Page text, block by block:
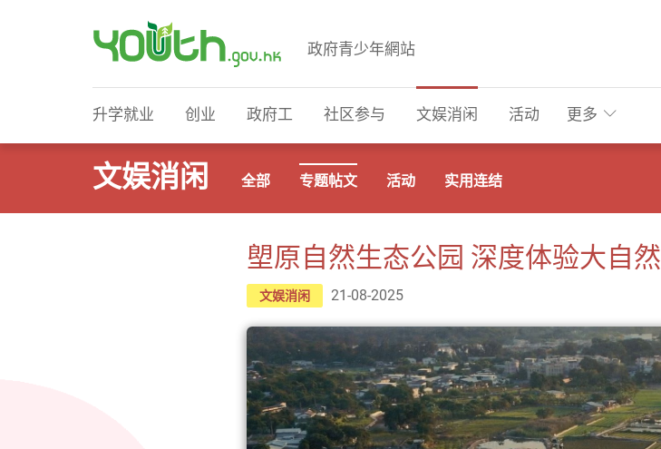
政府青少年網站
升学就业 创业 政府工 社区参与 文娱消闲 活动 更多
文娱消闲 全部 专题帖文 活动 实用连结
塱原自然生态公园 深度体验大自然
文娱消闲 21-08-2025